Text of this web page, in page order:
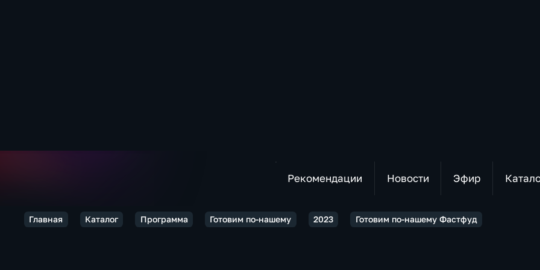
Рекомендации Новости Эфир
Главная Каталог Программа Готовим по-нашему 2023 Готовим по-нашему Фастфуд